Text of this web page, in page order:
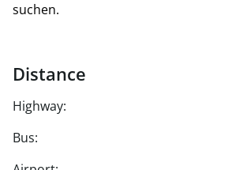
suchen.
Distance
Highway:
Bus: